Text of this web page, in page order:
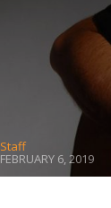
Staff
FEBRUARY 6, 2019